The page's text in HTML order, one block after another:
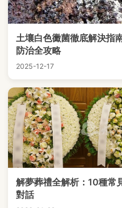
土壤白色黴菌徹底解決指
防治全攻略
2025-12-17
解夢葬禮全解析：10種常
對話